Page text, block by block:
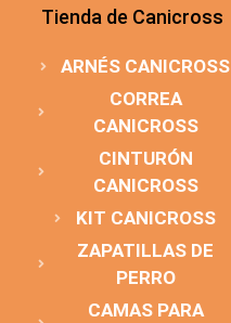
Tienda de Canicross
ARNÉS CANICROSS
CORREA
CANICROSS
CINTURÓN
CANICROSS
KIT CANICROSS
ZAPATILLAS DE
PERRO
CAMAS PARA